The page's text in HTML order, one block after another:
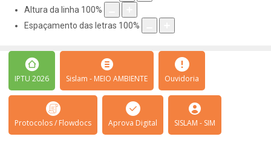
Altura da linha 100%
Espaçamento das letras 100%
IPTU 2026 Sislam - MEIO AMBIENTE Ouvidoria
Protocolos / Flowdocs Aprova Digital SISLAM - SIM